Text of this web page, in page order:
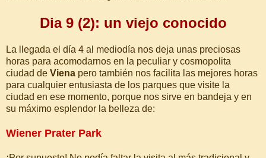
Dia 9 (2): un viejo conocido
La llegada el día 4 al mediodía nos deja unas preciosas
horas para acomodarnos en la peculiar y cosmopolita
ciudad de Viena pero también nos facilita las mejores horas
para cualquier entusiasta de los parques que visite la
ciudad en ese momento, porque nos sirve en bandeja y en
su máximo esplendor la belleza de:
Wiener Prater Park